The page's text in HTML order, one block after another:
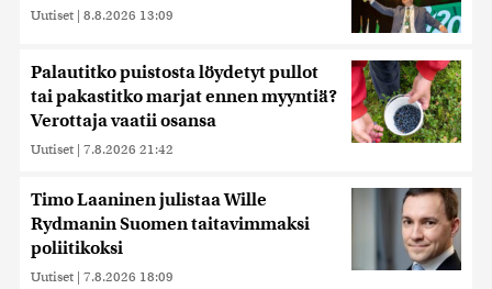
Uutiset | 8.8.2026 13:09
Palautitko puistosta löydetyt pullot
tai pakastitko marjat ennen myyntiä?
Verottaja vaatii osansa
Uutiset | 7.8.2026 21:42
Timo Laaninen julistaa Wille
Rydmanin Suomen taitavimmaksi
poliitikoksi
Uutiset | 7.8.2026 18:09